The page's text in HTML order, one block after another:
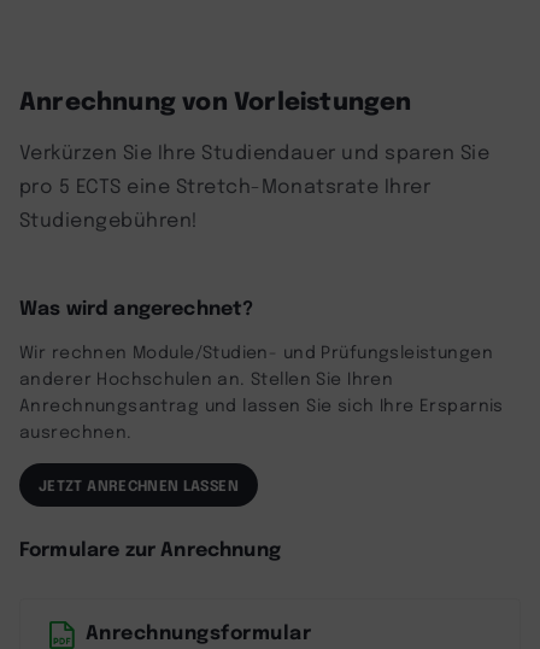
Anrechnung von Vorleistungen
Verkürzen Sie Ihre Studiendauer und sparen Sie
pro 5 ECTS eine Stretch-Monatsrate Ihrer
Studiengebühren!
Was wird angerechnet?
Wir rechnen Module/Studien- und Prüfungsleistungen
anderer Hochschulen an. Stellen Sie Ihren
Anrechnungsantrag und lassen Sie sich Ihre Ersparnis
ausrechnen.
JETZT ANRECHNEN LASSEN
Formulare zur Anrechnung
Anrechnungsformular